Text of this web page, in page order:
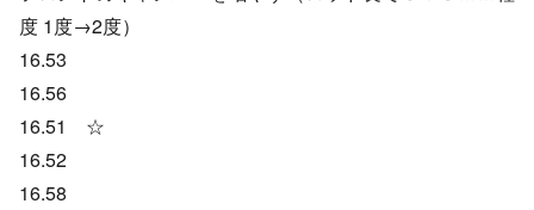
度 1度→2度）
16.53
16.56
16.51 ☆
16.52
16.58